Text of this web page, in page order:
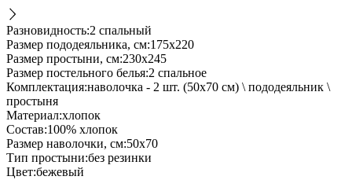
Разновидность:2 спальный
Размер пододеяльника, см:175х220
Размер простыни, см:230х245
Размер постельного белья:2 спальное
Комплектация:наволочка - 2 шт. (50х70 см) \ пододеяльник \
простыня
Материал:хлопок
Состав:100% хлопок
Размер наволочки, см:50х70
Тип простыни:без резинки
Цвет:бежевый